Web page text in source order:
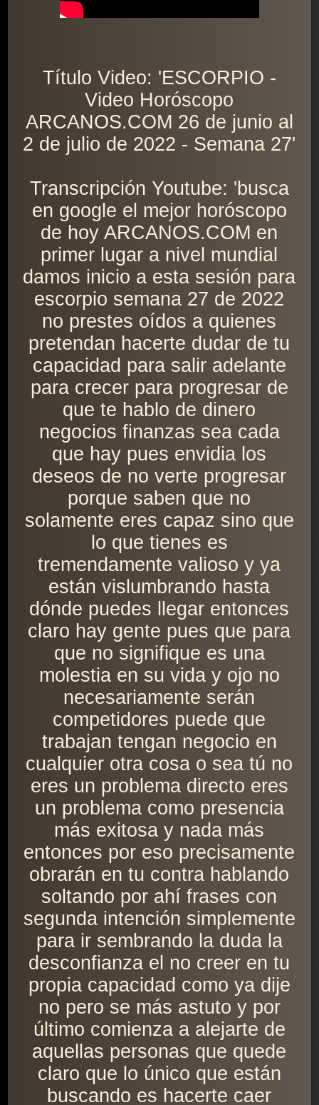
Título Video: 'ESCORPIO -
Video Horóscopo
ARCANOS.COM 26 de junio al
2 de julio de 2022 - Semana 27'
Transcripción Youtube: 'busca
en google el mejor horóscopo
de hoy ARCANOS.COM en
primer lugar a nivel mundial
damos inicio a esta sesión para
escorpio semana 27 de 2022
no prestes oídos a quienes
pretendan hacerte dudar de tu
capacidad para salir adelante
para crecer para progresar de
que te hablo de dinero
negocios finanzas sea cada
que hay pues envidia los
deseos de no verte progresar
porque saben que no
solamente eres capaz sino que
lo que tienes es
tremendamente valioso y ya
están vislumbrando hasta
dónde puedes llegar entonces
claro hay gente pues que para
que no signifique es una
molestia en su vida y ojo no
necesariamente serán
competidores puede que
trabajan tengan negocio en
cualquier otra cosa o sea tú no
eres un problema directo eres
un problema como presencia
más exitosa y nada más
entonces por eso precisamente
obrarán en tu contra hablando
soltando por ahí frases con
segunda intención simplemente
para ir sembrando la duda la
desconfianza el no creer en tu
propia capacidad como ya dije
no pero se más astuto y por
último comienza a alejarte de
aquellas personas que quede
claro que lo único que están
buscando es hacerte caer